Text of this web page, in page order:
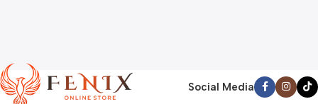
Social Media